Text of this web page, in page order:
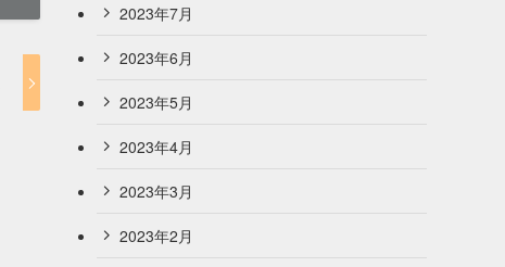
2023年7月
2023年6月
2023年5月
2023年4月
2023年3月
2023年2月